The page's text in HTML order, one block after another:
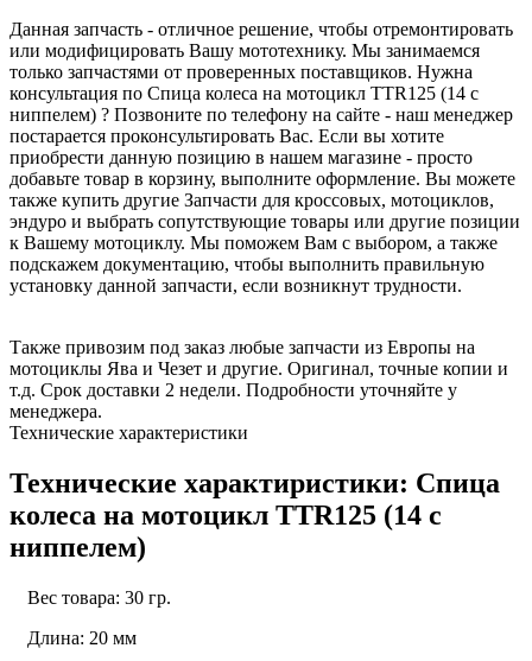
Данная запчасть - отличное решение, чтобы отремонтировать
или модифицировать Вашу мототехнику. Мы занимаемся
только запчастями от проверенных поставщиков. Нужна
консультация по Спица колеса на мотоцикл TTR125 (14 с
ниппелем) ? Позвоните по телефону на сайте - наш менеджер
постарается проконсультировать Вас. Если вы хотите
приобрести данную позицию в нашем магазине - просто
добавьте товар в корзину, выполните оформление. Вы можете
также купить другие Запчасти для кроссовых, мотоциклов,
эндуро и выбрать сопутствующие товары или другие позиции
к Вашему мотоциклу. Мы поможем Вам с выбором, а также
подскажем документацию, чтобы выполнить правильную
установку данной запчасти, если возникнут трудности.
Также привозим под заказ любые запчасти из Европы на
мотоциклы Ява и Чезет и другие. Оригинал, точные копии и
т.д. Срок доставки 2 недели. Подробности уточняйте у
менеджера.
Технические характеристики
Технические характиристики: Спица
колеса на мотоцикл TTR125 (14 с
ниппелем)
Вес товара: 30 гр.
Длина: 20 мм